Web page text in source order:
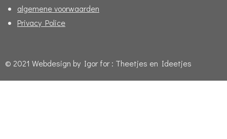
algemene voorwaarden
Privacy Police
© 2021 Webdesign by Igor for : Theetjes en Ideetjes